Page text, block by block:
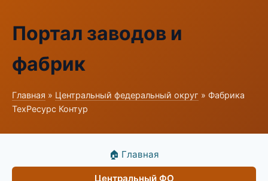
Портал заводов и
фабрик
Главная » Центральный федеральный округ » Фабрика
ТехРесурс Контур
🏠 Главная
Центральный ФО